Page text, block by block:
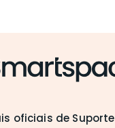
oficiais de Suporte